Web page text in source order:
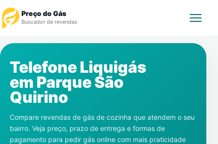
Preço do Gás
Buscador de revendas
Revendedor
Notícias
Cadastre-se
Telefone Liquigás
em Parque São
Quirino
Compare revendas de gás de cozinha que atendem o seu
bairro. Veja preço, prazo de entrega e formas de
pagamento para pedir gás online com mais praticidade